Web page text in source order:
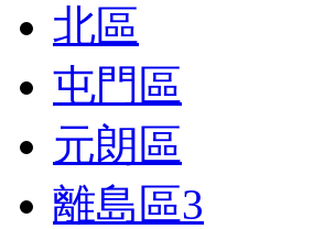
北區
屯門區
元朗區
離島區3